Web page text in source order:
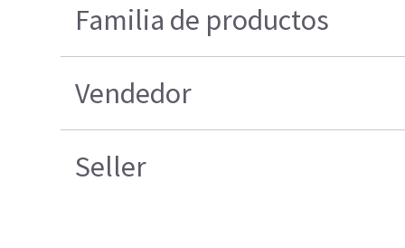
Familia de productos
Vendedor
Seller